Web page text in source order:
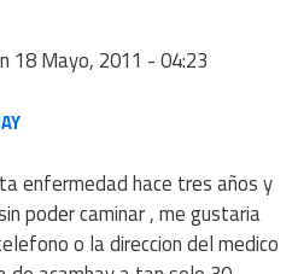
18 Mayo, 2011 - 04:23
enfermedad hace tres años y
poder caminar , me gustaria
o la direccion del medico